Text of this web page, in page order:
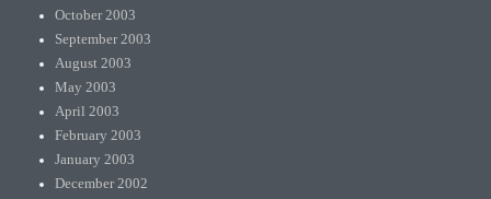
October 2003
September 2003
August 2003
May 2003
April 2003
February 2003
January 2003
December 2002